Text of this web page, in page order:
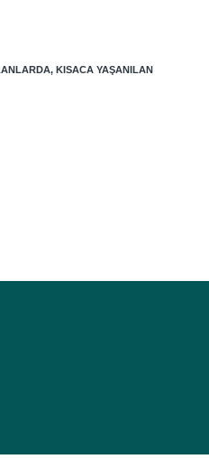
KISACA YAŞANILAN